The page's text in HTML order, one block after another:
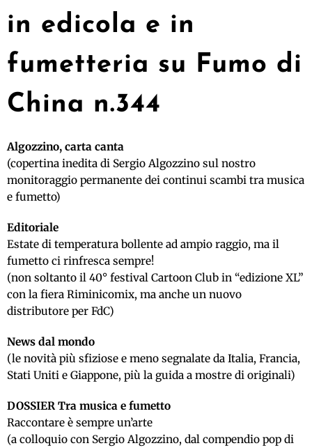
in edicola e in
fumetteria su Fumo di
China n.344
Algozzino, carta canta
(copertina inedita di Sergio Algozzino sul nostro
monitoraggio permanente dei continui scambi tra musica
e fumetto)
Editoriale
Estate di temperatura bollente ad ampio raggio, ma il
fumetto ci rinfresca sempre!
(non soltanto il 40° festival Cartoon Club in “edizione XL”
con la fiera Riminicomix, ma anche un nuovo
distributore per FdC)
News dal mondo
(le novità più sfiziose e meno segnalate da Italia, Francia,
Stati Uniti e Giappone, più la guida a mostre di originali)
DOSSIER Tra musica e fumetto
Raccontare è sempre un’arte
(a colloquio con Sergio Algozzino, dal compendio pop di